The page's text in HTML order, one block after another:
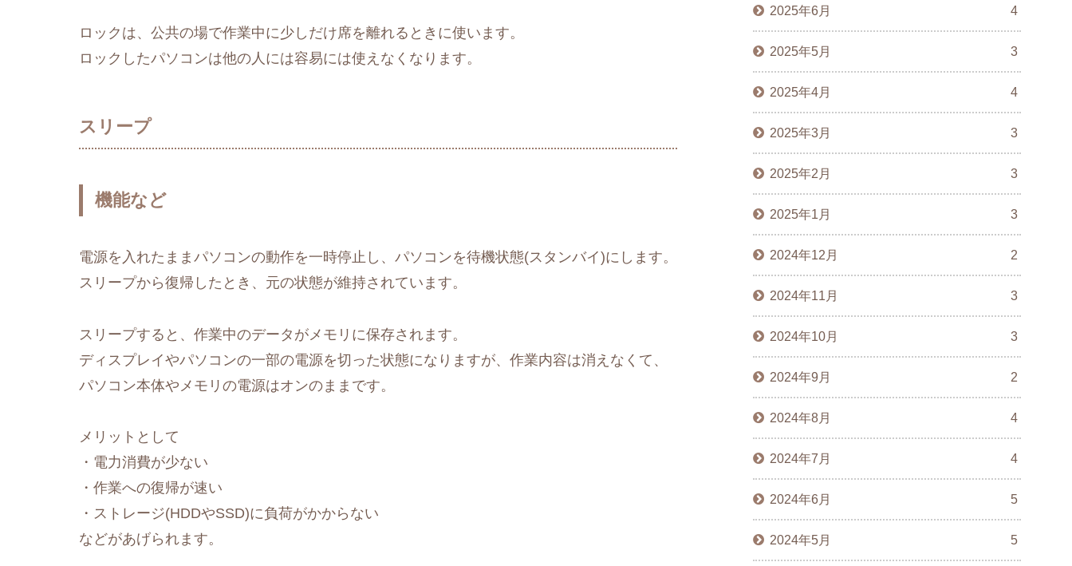
ロックは、公共の場で作業中に少しだけ席を離れるときに使います。
ロックしたパソコンは他の人には容易には使えなくなります。
スリープ
機能など
電源を入れたままパソコンの動作を一時停止し、パソコンを待機状態(スタンバイ)にします。
スリープから復帰したとき、元の状態が維持されています。
スリープすると、作業中のデータがメモリに保存されます。
ディスプレイやパソコンの一部の電源を切った状態になりますが、作業内容は消えなくて、
パソコン本体やメモリの電源はオンのままです。
メリットとして
・電力消費が少ない
・作業への復帰が速い
・ストレージ(HDDやSSD)に負荷がかからない
などがあげられます。
2025年6月 4
2025年5月 3
2025年4月 4
2025年3月 3
2025年2月 3
2025年1月 3
2024年12月 2
2024年11月 3
2024年10月 3
2024年9月 2
2024年8月 4
2024年7月 4
2024年6月 5
2024年5月 5